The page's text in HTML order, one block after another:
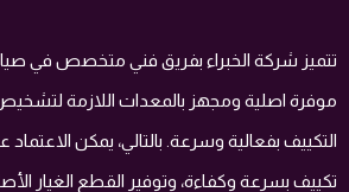
تتميز شركة الخبراء بفريق فني متخصص في
موفرة اصلية ومجهز بالمعدات اللازمة
التكييف بفعالية وسرعة. بالتالي، يمكن
تكييف بسرعة وكفاءة، وتوفير القطع الغيار